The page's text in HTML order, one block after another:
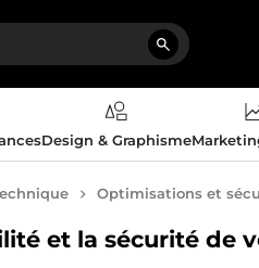
Design & Graphisme
Optimisations et
et la sécurité de